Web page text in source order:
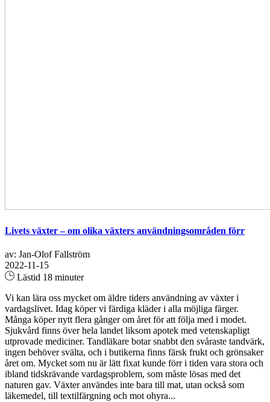
Livets växter – om olika växters användningsområden förr
av: Jan-Olof Fallström
2022-11-15
Lästid 18 minuter
Vi kan lära oss mycket om äldre tiders användning av växter i
vardagslivet. Idag köper vi färdiga kläder i alla möjliga färger.
Många köper nytt flera gånger om året för att följa med i modet.
Sjukvård finns över hela landet liksom apotek med vetenskapligt
utprovade mediciner. Tandläkare botar snabbt den svåraste tandvärk,
ingen behöver svälta, och i butikerna finns färsk frukt och grönsaker
året om. Mycket som nu är lätt fixat kunde förr i tiden vara stora och
ibland tidskrävande vardagsproblem, som måste lösas med det
naturen gav. Växter användes inte bara till mat, utan också som
läkemedel, till textilfärgning och mot ohyra...